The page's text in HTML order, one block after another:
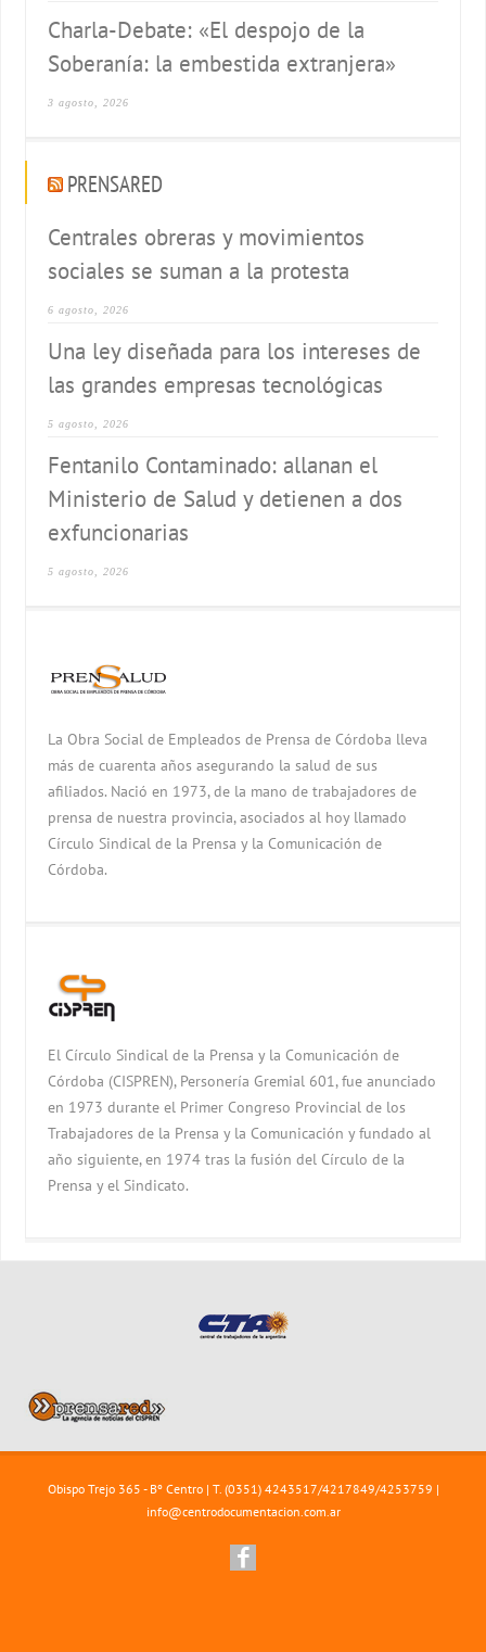
Charla-Debate: «El despojo de la
Soberanía: la embestida extranjera»
3 agosto, 2026
PRENSARED
Centrales obreras y movimientos
sociales se suman a la protesta
6 agosto, 2026
Una ley diseñada para los intereses de
las grandes empresas tecnológicas
5 agosto, 2026
Fentanilo Contaminado: allanan el
Ministerio de Salud y detienen a dos
exfuncionarias
5 agosto, 2026
La Obra Social de Empleados de Prensa de Córdoba lleva
más de cuarenta años asegurando la salud de sus
afiliados. Nació en 1973, de la mano de trabajadores de
prensa de nuestra provincia, asociados al hoy llamado
Círculo Sindical de la Prensa y la Comunicación de
Córdoba.
El Círculo Sindical de la Prensa y la Comunicación de
Córdoba (CISPREN), Personería Gremial 601, fue anunciado
en 1973 durante el Primer Congreso Provincial de los
Trabajadores de la Prensa y la Comunicación y fundado al
año siguiente, en 1974 tras la fusión del Círculo de la
Prensa y el Sindicato.
Obispo Trejo 365 - Bº Centro | T. (0351) 4243517/4217849/4253759 |
info@centrodocumentacion.com.ar